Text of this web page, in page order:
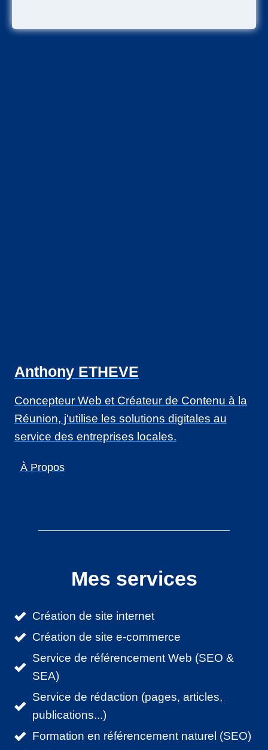
Anthony ETHEVE
Concepteur Web et Créateur de Contenu à la
Réunion, j'utilise les solutions digitales au
service des entreprises locales.
À Propos
Mes services
Création de site internet
Création de site e-commerce
Service de référencement Web (SEO &
SEA)
Service de rédaction (pages, articles,
publications...)
Formation en référencement naturel (SEO)